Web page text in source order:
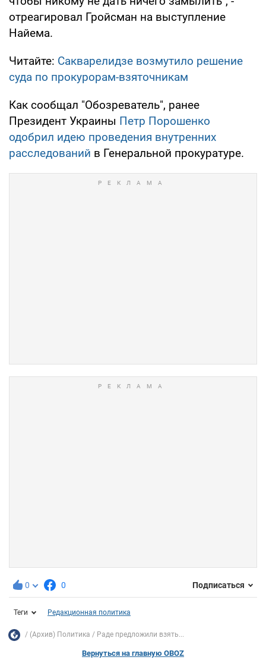
отреагировал Гройсман на выступление
Найема.
Читайте: Сакварелидзе возмутило решение
суда по прокурорам-взяточникам
Как сообщал "Обозреватель", ранее
Президент Украины Петр Порошенко
одобрил идею проведения внутренних
расследований в Генеральной прокуратуре.
0 0 Подписаться
Теги Редакционная политика
(Архив) Политика Раде предложили взять...
Вернуться на главную OBOZ